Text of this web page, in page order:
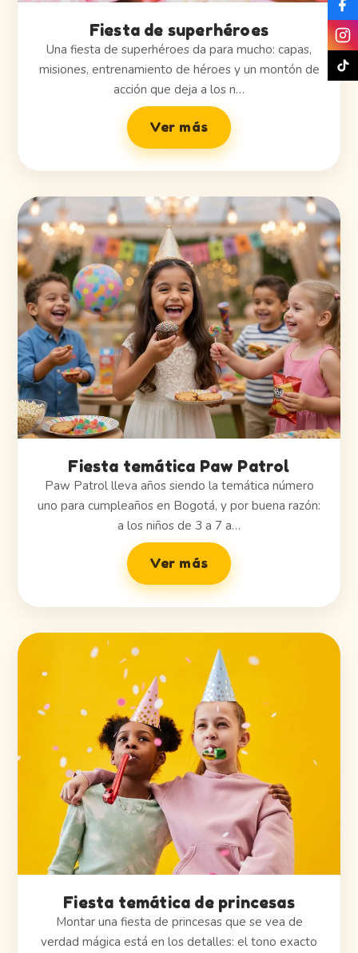
Fiesta de superhéroes
Una fiesta de superhéroes da para mucho: capas,
misiones, entrenamiento de héroes y un montón de
acción que deja a los n…
Ver más
Fiesta temática Paw Patrol
Paw Patrol lleva años siendo la temática número
uno para cumpleaños en Bogotá, y por buena razón:
a los niños de 3 a 7 a…
Ver más
Fiesta temática de princesas
Montar una fiesta de princesas que se vea de
verdad mágica está en los detalles: el tono exacto